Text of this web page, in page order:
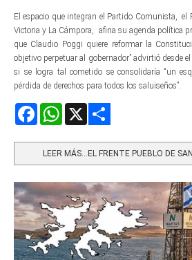
El espacio que integran el Partido Comunista, el
Victoria y La Cámpora, afina su agenda política
que Claudio Poggi quiere reformar la
objetivo perpetuar al gobernador” advirtió desde
si se logra tal cometido se consolidaría “un
pérdida de derechos para todos los saluiseños”.
FacebookWhatsApp
LEER MÁS…EL FRENTE PUEBLO DE